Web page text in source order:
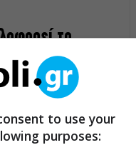
το
δεύτερη
των λίγων".
to use your
purposes: